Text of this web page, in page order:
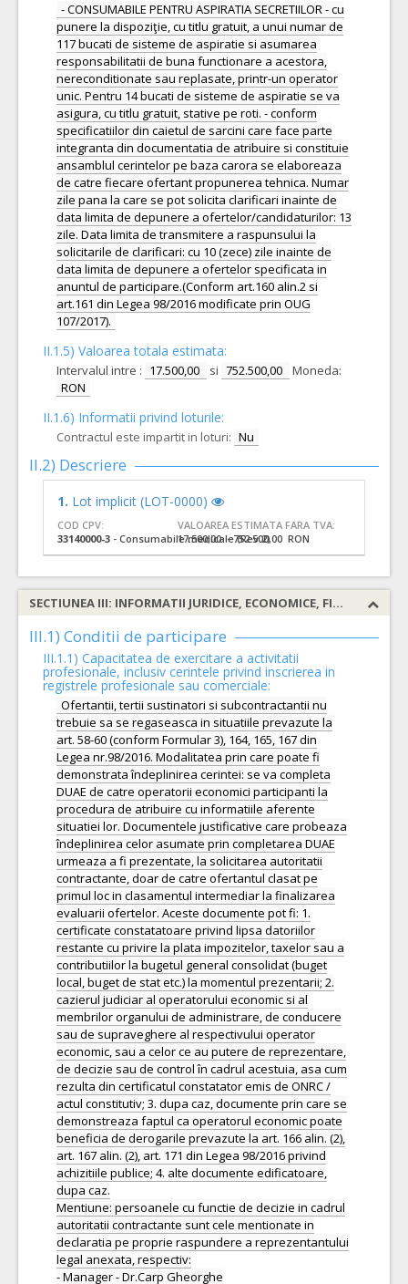
- CONSUMABILE PENTRU ASPIRATIA SECRETIILOR - cu
punere la dispoziţie, cu titlu gratuit, a unui numar de
117 bucati de sisteme de aspiratie si asumarea
responsabilitatii de buna functionare a acestora,
nereconditionate sau replasate, printr-un operator
unic. Pentru 14 bucati de sisteme de aspiratie se va
asigura, cu titlu gratuit, stative pe roti. - conform
specificatiilor din caietul de sarcini care face parte
integranta din documentatia de atribuire si constituie
ansamblul cerintelor pe baza carora se elaboreaza
de catre fiecare ofertant propunerea tehnica. Numar
zile pana la care se pot solicita clarificari inainte de
data limita de depunere a ofertelor/candidaturilor: 13
zile. Data limita de transmitere a raspunsului la
solicitarile de clarificari: cu 10 (zece) zile inainte de
data limita de depunere a ofertelor specificata in
anuntul de participare.(Conform art.160 alin.2 si
art.161 din Legea 98/2016 modificate prin OUG
107/2017).
II.1.5) Valoarea totala estimata:
Intervalul intre : 17.500,00 si 752.500,00
Moneda:
RON
II.1.6) Informatii privind loturile:
Contractul este impartit in loturi: Nu
II.2) Descriere
1. Lot implicit (LOT-0000)
COD CPV:
33140000-3 - Consumabile medicale (Rev.2)
VALOAREA ESTIMATA FARA TVA:
17.500,00 - 752.500,00 RON
SECTIUNEA III: INFORMATII JURIDICE, ECONOMICE, FINANCIARE SI TEHNICE
III.1) Conditii de participare
III.1.1) Capacitatea de exercitare a activitatii
profesionale, inclusiv cerintele privind inscrierea in
registrele profesionale sau comerciale:
Ofertantii, tertii sustinatori si subcontractantii nu
trebuie sa se regaseasca in situatiile prevazute la
art. 58-60 (conform Formular 3), 164, 165, 167 din
Legea nr.98/2016. Modalitatea prin care poate fi
demonstrata îndeplinirea cerintei: se va completa
DUAE de catre operatorii economici participanti la
procedura de atribuire cu informatiile aferente
situatiei lor. Documentele justificative care probeaza
îndeplinirea celor asumate prin completarea DUAE
urmeaza a fi prezentate, la solicitarea autoritatii
contractante, doar de catre ofertantul clasat pe
primul loc in clasamentul intermediar la finalizarea
evaluarii ofertelor. Aceste documente pot fi: 1.
certificate constatatoare privind lipsa datoriilor
restante cu privire la plata impozitelor, taxelor sau a
contributiilor la bugetul general consolidat (buget
local, buget de stat etc.) la momentul prezentarii; 2.
cazierul judiciar al operatorului economic si al
membrilor organului de administrare, de conducere
sau de supraveghere al respectivului operator
economic, sau a celor ce au putere de reprezentare,
de decizie sau de control în cadrul acestuia, asa cum
rezulta din certificatul constatator emis de ONRC /
actul constitutiv; 3. dupa caz, documente prin care se
demonstreaza faptul ca operatorul economic poate
beneficia de derogarile prevazute la art. 166 alin. (2),
art. 167 alin. (2), art. 171 din Legea 98/2016 privind
achizitiile publice; 4. alte documente edificatoare,
dupa caz.
Mentiune: persoanele cu functie de decizie in cadrul
autoritatii contractante sunt cele mentionate in
declaratia pe proprie raspundere a reprezentantului
legal anexata, respectiv:
- Manager - Dr.Carp Gheorghe